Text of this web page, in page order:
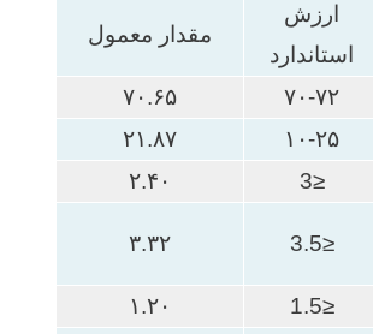
ارزش
استاندارد
مقدار معمول
۷۰-۷۲
۷۰.۶۵
۱۰-۲۵
۲۱.۸۷
۲.۴۰
۳.۳۲
۱.۲۰